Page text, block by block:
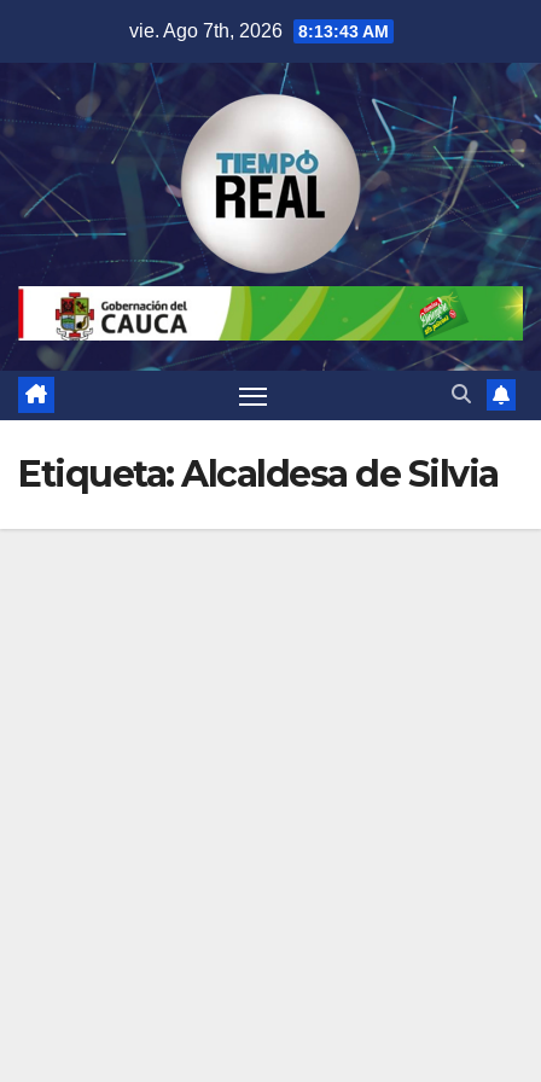
contenido
vie. Ago 7th, 2026 8:13:44 AM
Etiqueta:Alcaldesa de Silvia